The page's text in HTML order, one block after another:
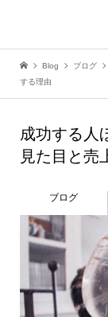
Blog ブログ
する理由
成功する人
見た目と売
ブログ